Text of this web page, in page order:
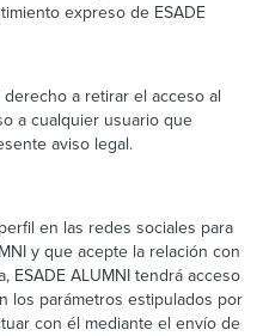
expreso de ESADE
a retirar el acceso al
a cualquier usuario que
aviso legal.
en las redes sociales para
y que acepte la relación con
ESADE ALUMNI tendrá acceso
los parámetros estipulados por
con él mediante el envío de